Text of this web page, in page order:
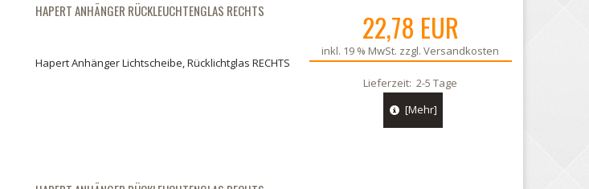
HAPERT ANHÄNGER RÜCKLEUCHTENGLAS RECHTS
Hapert Anhänger Lichtscheibe, Rücklichtglas RECHTS
22,78 EUR
inkl. 19 % MwSt. zzgl.Versandkosten
Lieferzeit:2-5 Tage
[Mehr]